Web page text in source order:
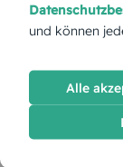
und können
Alle